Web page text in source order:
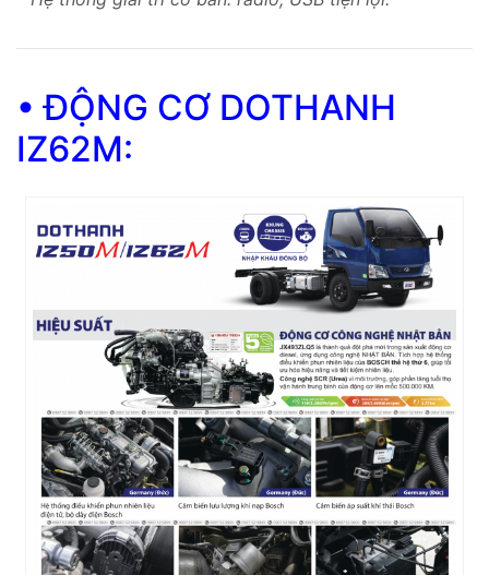
• ĐỘNG CƠ DOTHANH
IZ62M: